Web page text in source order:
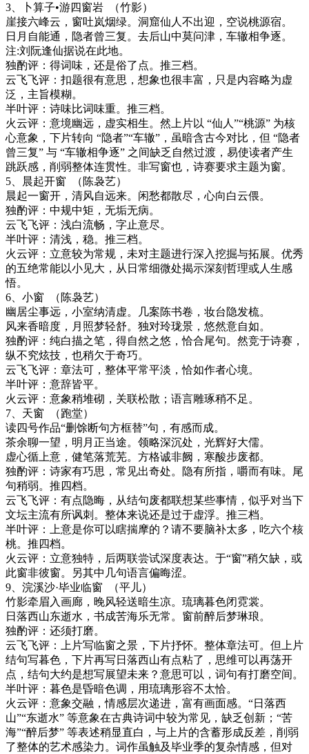
3 、卜算子•游四窗岩
（竹影）
崖接六峰云，窗吐岚烟绿。洞窟仙人不出迎，空说桃源宿。
日月自能通，隐者曾三复。去后山中莫问津，车辙相争逐。
注:刘阮逢仙据说在此地。
独酌评：得词味，还是俗了点。推三档。
云飞飞评：扣题很有意思，想象也很丰富，只是内容略为虚
泛，主旨模糊。
半叶评：诗味比词味重。推三档。
火云评： 意境幽远，虚实相生。然上片以 “仙人”“桃源” 为核
心意象，下片转向 “隐者”“车辙”，虽暗含古今对比，但 “隐者
曾三复” 与 “车辙相争逐” 之间缺乏自然过渡，易使读者产生
跳跃感，削弱整体连贯性。非写窗也，诗赛要求主题为窗。
5 、晨起开窗
（陈袅艺）
晨起一窗开，清风自远来。闲愁都散尽，心向白云偎。
独酌评：中规中矩，无垢无病。
云飞飞评：浅白流畅，字止意尽。
半叶评：清浅，稳。推三档。
火云评：立意较为常规，未对主题进行深入挖掘与拓展。优秀
的五绝常能以小见大，从日常细微处揭示深刻哲理或人生感
悟。
6 、小窗
（陈袅艺）
幽居尘事远，小室纳清虚。几案陈书卷，妆台隐发梳。
风来香暗度，月照梦轻舒。独对玲珑景，悠然意自如。
独酌评：纯白描之笔，得自然之悠，恰合尾句。然竞于诗赛，
纵不究炫技，也稍欠于奇巧。
云飞飞评：章法可，整体平常平淡，恰如作者心境。
半叶评：意辞皆平。
火云评：意象稍堆砌，关联松散；语言雕琢稍不足。
7 、天窗
（跑堂）
读四号作品“删馀断句方框替”句，有感而成。
茶余聊一望，明月正当途。领略深沉处，光辉好大儒。
虚心循上意，健笔落荒芜。方格诚非阙，寒酸步废都。
独酌评：诗家有巧思，常见出奇处。隐有所指，嚼而有味。尾
句稍弱。推四档。
云飞飞评：有点隐晦，从结句废都联想某些事情，似乎对当下
文坛主流有所讽刺。整体来说还是过于虚浮。推三档。
半叶评：上意是你可以瞎揣摩的？请不要脑补太多，吃六个核
桃。推四档。
火云评： 立意独特，后两联尝试深度表达。于“窗”稍欠缺，或
此窗非彼窗。另其中几句语言偏晦涩。
9 、浣溪沙·毕业临窗
（平儿）
竹影牵眉入画廊，晚风轻送暗生凉。琉璃暮色闭霓裳。
日落西山东逝水，书成苦海乐无常。窗前醉后梦琳琅。
独酌评：还须打磨。
云飞飞评：上片写临窗之景，下片抒怀。整体章法可。但上片
结句写暮色，下片再写日落西山有点粘了，思维可以再荡开
点，结句大约是想写展望未来？意思可以，词句有打磨空间。
半叶评：暮色是昏暗色调，用琉璃形容不太恰。
火云评： 意象交融，情感层次递进，富有画面感。 “日落西
山”“东逝水” 等意象在古典诗词中较为常见，缺乏创新；“苦
海”“醉后梦” 等表述稍显直白，与上片的含蓄形成反差，削弱
了整体的艺术感染力。词作虽触及毕业季的复杂情感，但对